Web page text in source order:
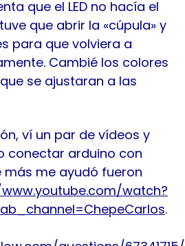
que el LED no hacía el
que abrir la «cúpula» y
para que volviera a
Cambié los colores
se ajustaran a las
ví un par de vídeos y
conectar arduino con
más me ayudó fueron
watch?
.